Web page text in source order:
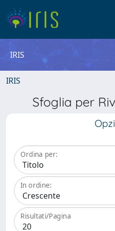
IRIS
IRIS
Sfoglia per
Ordina per:
In ordine:
Risultati/Pagina